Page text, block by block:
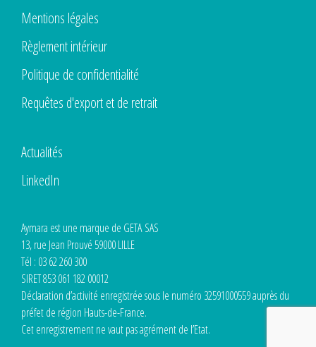
Mentions légales
Règlement intérieur
Politique de confidentialité
Requêtes d'export et de retrait
Actualités
LinkedIn
Aymara est une marque de GETA SAS
13, rue Jean Prouvé 59000 LILLE
Tél : 03 62 260 300
SIRET 853 061 182 00012
Déclaration d’activité enregistrée sous le numéro 32591000559 auprès du
préfet de région Hauts-de-France.
Cet enregistrement ne vaut pas agrément de l’Etat.